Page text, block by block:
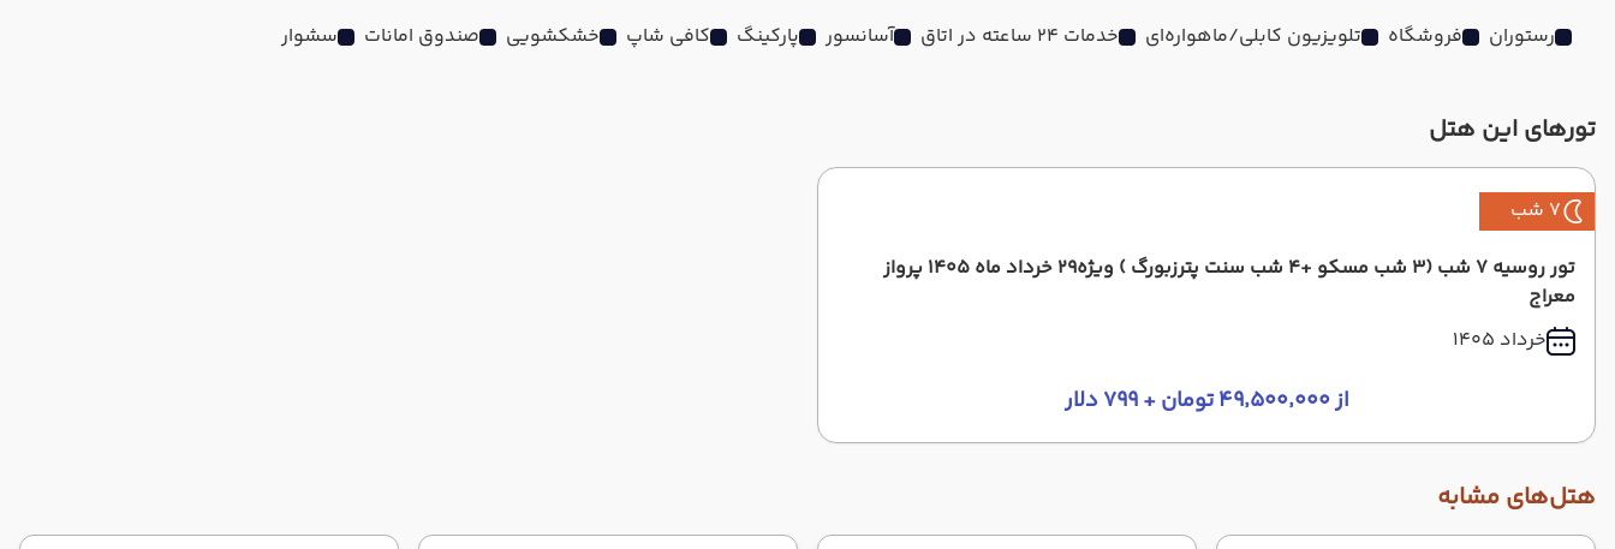
رستوران فروشگاه تلویزیون کابلی/ماهواره‌ای خدمات 24 ساعته در اتاق آسانسور پارکینگ کافی شاپ خشکشویی صندوق امانات سشوار
تورهای این هتل
7 شب
تور روسیه 7 شب (3 شب مسکو +4 شب سنت پترزبورگ ) ویژه29 خرداد ماه 1405 پرواز
معراج
خرداد 1405
از ۴۹٬۵۰۰٬۰۰۰ تومان + ۷۹۹ دلار
هتل‌های مشابه